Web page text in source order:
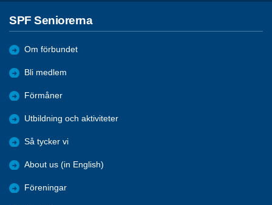
SPF Seniorerna
Om förbundet
Bli medlem
Förmåner
Utbildning och aktiviteter
Så tycker vi
About us (in English)
Föreningar